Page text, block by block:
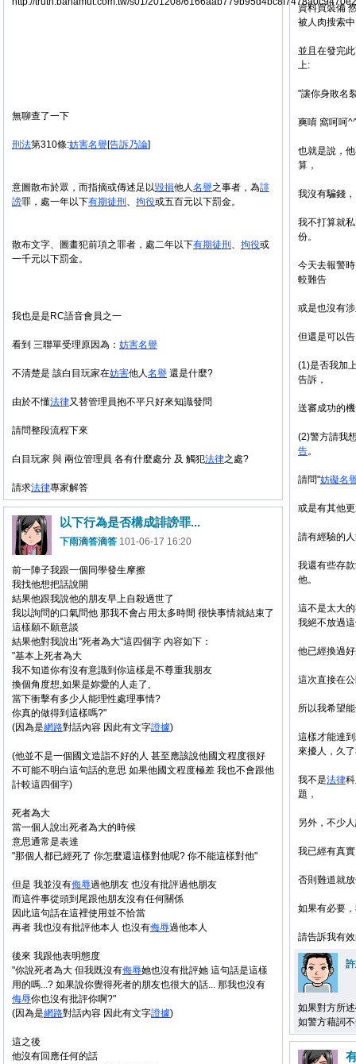
無聊查了一下
刑法第310條:妨害名譽[告訴乃論]
意圖散布於眾，而指摘或傳述足以毀損他人名譽之事者，為誹
謗罪，處一年以下有期徒刑 、 拘役或五百元以下罰金。
散布文字、圖畫犯前項之罪者，處二年以下有期徒刑 、 拘役或
一千元以下罰金。
我也是是RC語音會員之一
看到 三聯單受理原因為： 妨害名譽
不清楚是 該白目玩家在妨害他人名譽 還是什麼?
由於不懂法律又替管理員抱不平只好來知識發問
請問整段流程下來
白目玩家 與 兩位管理員 各有什麼處分 及 觸犯法律之處?
請求法律專家解答
資料買裝備
被人肉搜索
並且在發完
上:
"讓你身敗名
爽唷 窩呵呵
也就是說，
算，
我沒有騙錢
我不打算就
份。
今天去報警
較難告
或是也沒有
但還是可以
(1)是否我加
告訴，
送審成功的
(2)警方請我
告。
請問"妨礙名
或是有其他
請有經驗的
我還有些存
他。
這不是太大
我絕不放過
他已經換過
這次直接在
所以我希望
這樣才能達
來擾人，久
我不是法律
題，
另外，不少
我已經有真
否則難道就
如果有必要
請告訴我有
如果對方所
如警方藉詞
以下行為是否構成誹謗罪...
下雨滴答滴答 101-06-17 16:20
前一陣子我跟一個同學發生摩擦
我找他想把話說開
結果他跟我說他的朋友早上自殺過世了
我以詢問的口氣問他 那我不會占用太多時間 很快事情就結束了
這樣願不願意談
結果他對我說出"死者為大"這四個字 內容如下：
"基本上死者為大
我不知道你有沒有意識到你這樣是不尊重我朋友
換個角度想,如果是妳愛的人走了,
當下衝擊有多少人能理性處理事情?
你真的做得到這樣嗎?"
(因為是網路對話內容 因此有文字證據)
(他並不是一個國文造詣不好的人 甚至應該說他國文程度很好
不可能不明白這句話的意思 如果他國文程度極差 我也不會跟他
計較這四個字)
死者為大
當一個人說出死者為大的時候
意思通常是表達
"那個人都已經死了 你怎麼還這樣對他呢? 你不能這樣對他"
但是 我並沒有侮辱過他朋友 也沒有批評過他朋友
而這件事從頭到尾跟他朋友沒有任何關係
因此這句話在這裡使用並不恰當
再者 我也沒有批評他本人 也沒有侮辱過他本人
後來 我跟他表明態度
"你說死者為大 但我既沒有侮辱她也沒有批評她 這句話是這樣
用的嗎...? 如果說你覺得死者的朋友也很大的話... 那我也沒有
侮辱你也沒有批評你啊?"
(因為是網路對話內容 因此有文字證據)
這之後
他沒有回應任何的話